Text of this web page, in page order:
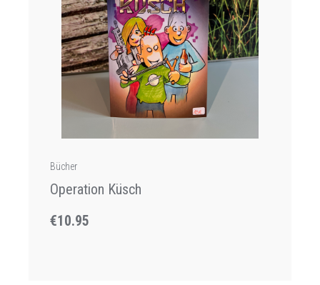
Bücher
Operation Küsch
€10.95